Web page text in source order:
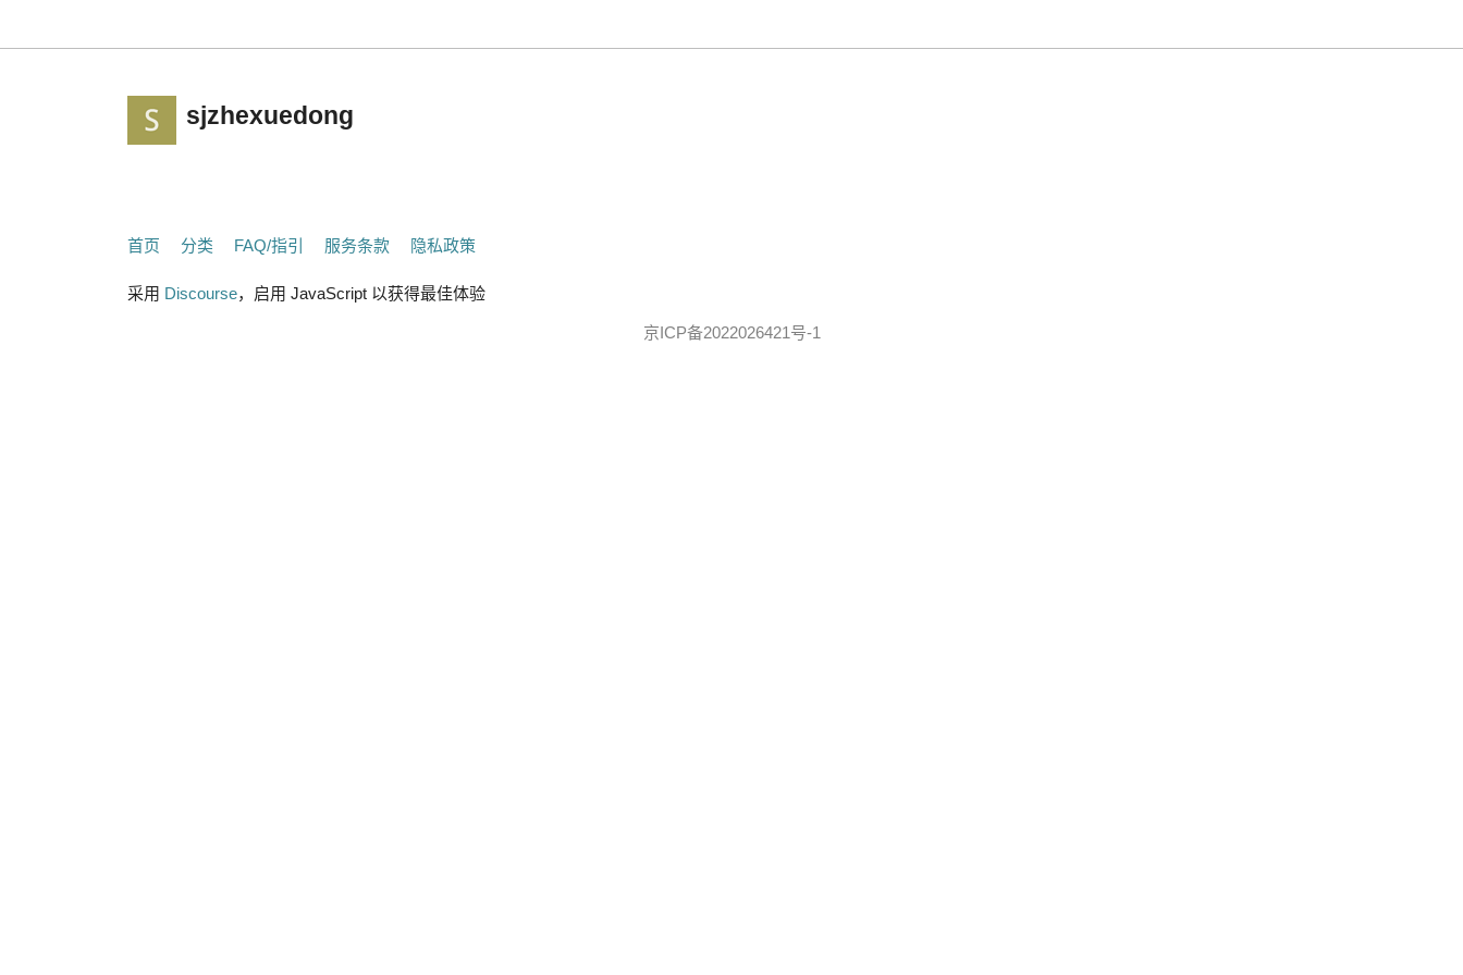
sjzhexuedong
首页 分类 FAQ/指引 服务条款 隐私政策
采用 Discourse，启用 JavaScript 以获得最佳体验
京ICP备2022026421号-1